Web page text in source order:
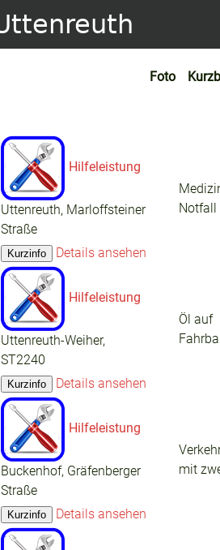
Foto
Hilfeleistung
Uttenreuth, Marloffsteiner
Straße
Details ansehen
Notfall
Hilfeleistung
Uttenreuth-Weiher,
ST2240
Details ansehen
Öl auf
Hilfeleistung
Buckenhof, Gräfenberger
Straße
Details ansehen
mit